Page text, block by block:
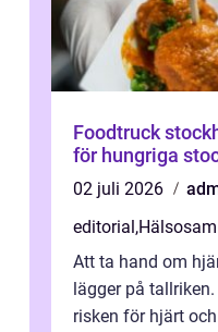
Foodtruck stockholm
för hungriga
02 juli 2026
editorial,
Att ta hand om
lägger på
risken för hjärt